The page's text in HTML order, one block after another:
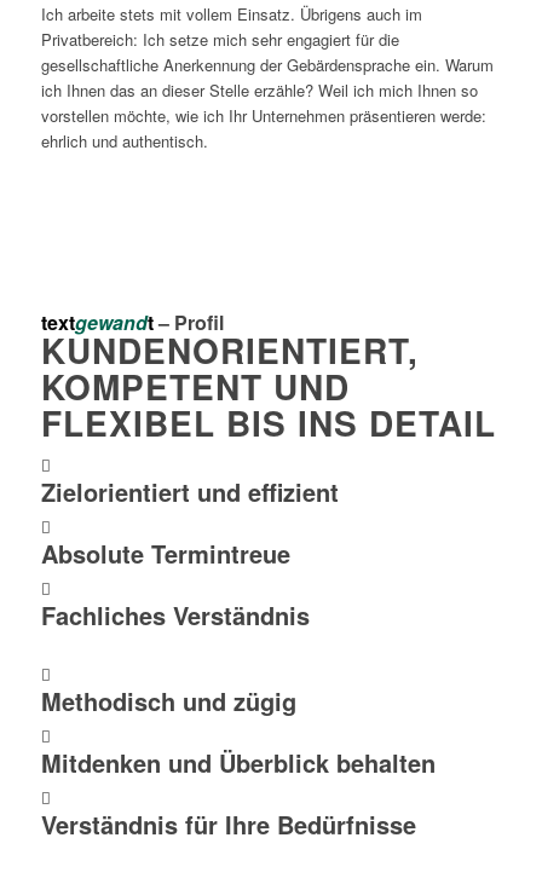
Ich arbeite stets mit vollem Einsatz. Übrigens auch im
Privatbereich: Ich setze mich sehr engagiert für die
gesellschaftliche Anerkennung der Gebärdensprache ein. Warum
ich Ihnen das an dieser Stelle erzähle? Weil ich mich Ihnen so
vorstellen möchte, wie ich Ihr Unternehmen präsentieren werde:
ehrlich und authentisch.
textgewandt– Profil
KUNDENORIENTIERT,
KOMPETENT UND
FLEXIBEL BIS INS DETAIL
Zielorientiert und effizient
Absolute Termintreue
Fachliches Verständnis
Methodisch und zügig
Mitdenken und Überblick behalten
Verständnis für Ihre Bedürfnisse